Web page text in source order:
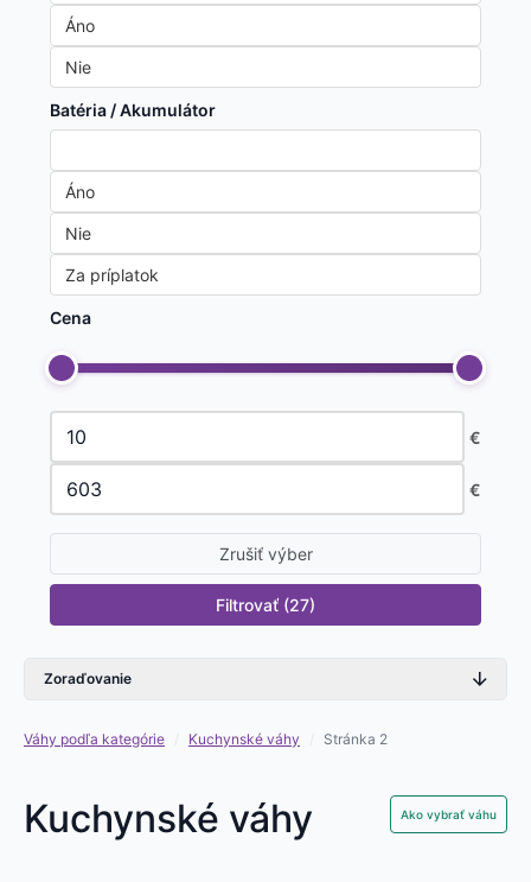
Váhy podľa kategórie Kuchynské váhy Stránka 2
Kuchynské váhy Ako vybrať váhu
Áno
Nie
Batéria / Akumulátor
Áno
Nie
Za príplatok
Cena
€
€
Zrušiť výber
Zoraďovanie